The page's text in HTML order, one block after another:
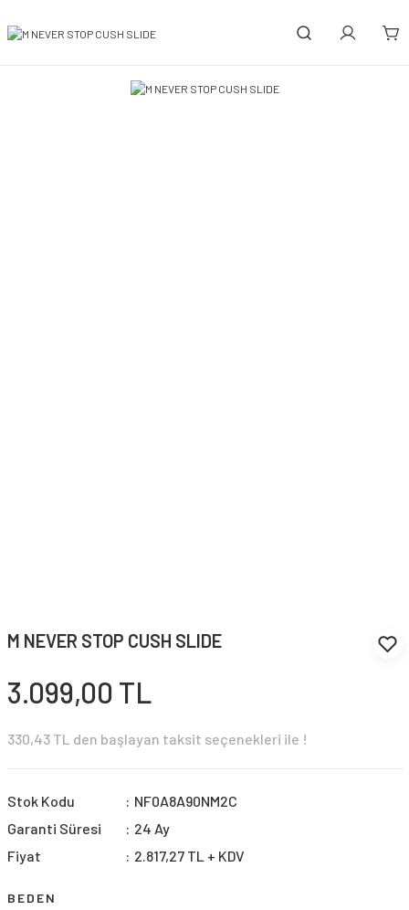
M NEVER STOP CUSH SLIDE
3.099,00 TL
330,43 TL den başlayan taksit seçenekleri ile !
Stok Kodu
NF0A8A90NM2C
Garanti Süresi
24 Ay
Fiyat
2.817,27 TL + KDV
BEDEN